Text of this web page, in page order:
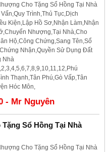
Cho Tặng Sổ Hồng Tại Nhà
Trình,Thủ Tục,Dịch
Kiện,Lập Hồ Sơ,Nhận Làm,Nhận
Nhượng,Tại Nhà,Cho
Hộ,Công Chứng,Sang Tên,Sổ
Nhận,Quyền Sử Dụng Đất
Nhà
Thạnh,Tân Phú,Gò Vấp,Tân
Hóc Môn,
- Mr Nguyên
Sổ Hồng Tại Nhà
Cho Tặng Sổ Hồng Tại Nhà